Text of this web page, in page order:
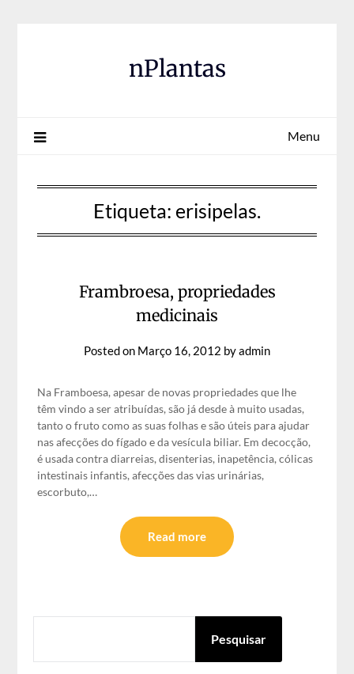
nPlantas
Menu
Etiqueta: erisipelas.
Frambroesa, propriedades
medicinais
Posted on Março 16, 2012 byadmin
Na Framboesa, apesar de novas propriedades que lhe
têm vindo a ser atribuídas, são já desde à muito usadas,
tanto o fruto como as suas folhas e são úteis para ajudar
nas afecções do fígado e da vesícula biliar. Em decocção,
é usada contra diarreias, disenterias, inapetência, cólicas
intestinais infantis, afecções das vias urinárias,
escorbuto,…
Read more
Pesquisar